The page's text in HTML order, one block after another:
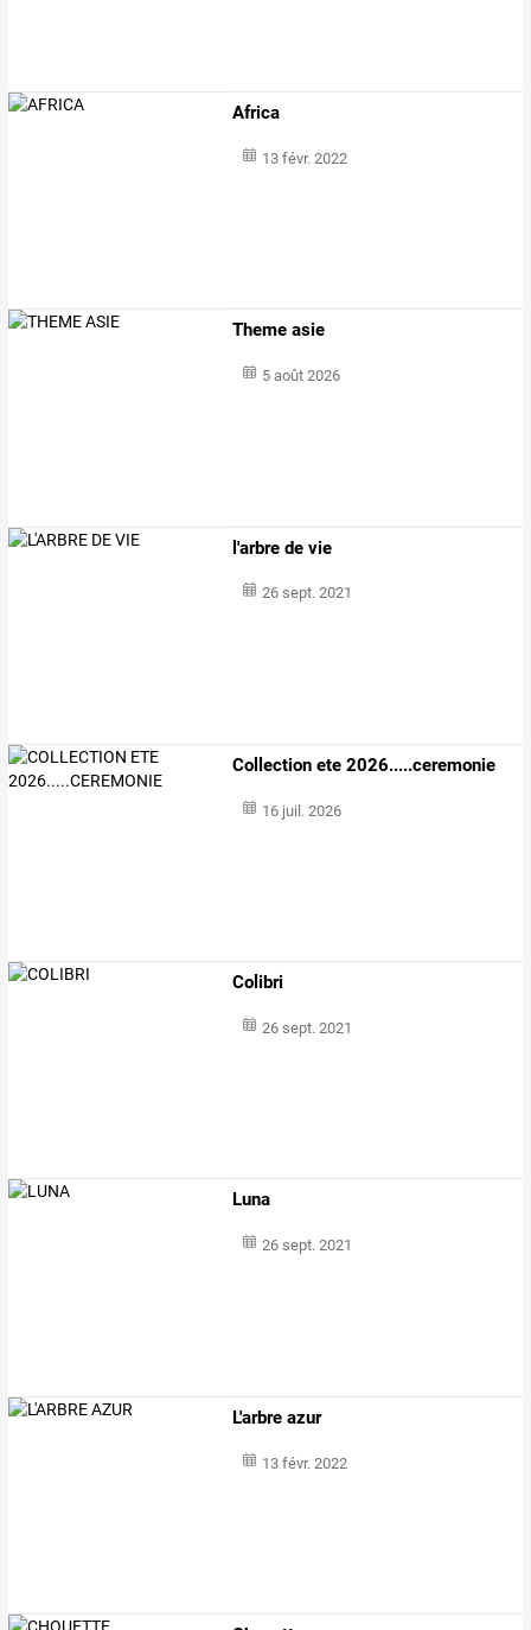
Africa
13 févr. 2022
Theme asie
5 août 2026
l'arbre de vie
26 sept. 2021
Collection ete 2026.....ceremonie
16 juil. 2026
Colibri
26 sept. 2021
Luna
26 sept. 2021
L'arbre azur
13 févr. 2022